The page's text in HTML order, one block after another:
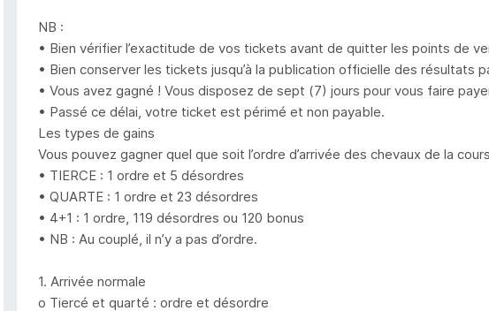
NB :
• Bien vérifier l’exactitude de vos tickets avant de quitter les points de
• Bien conserver les tickets jusqu’à la publication officielle des résultats
• Vous avez gagné ! Vous disposez de sept (7) jours pour vous faire
• Passé ce délai, votre ticket est périmé et non payable.
Les types de gains
Vous pouvez gagner quel que soit l’ordre d’arrivée des chevaux de la
• TIERCE : 1 ordre et 5 désordres
• QUARTE : 1 ordre et 23 désordres
• 4+1 : 1 ordre, 119 désordres ou 120 bonus
• NB : Au couplé, il n’y a pas d’ordre.
1. Arrivée normale
o Tiercé et quarté : ordre et désordre